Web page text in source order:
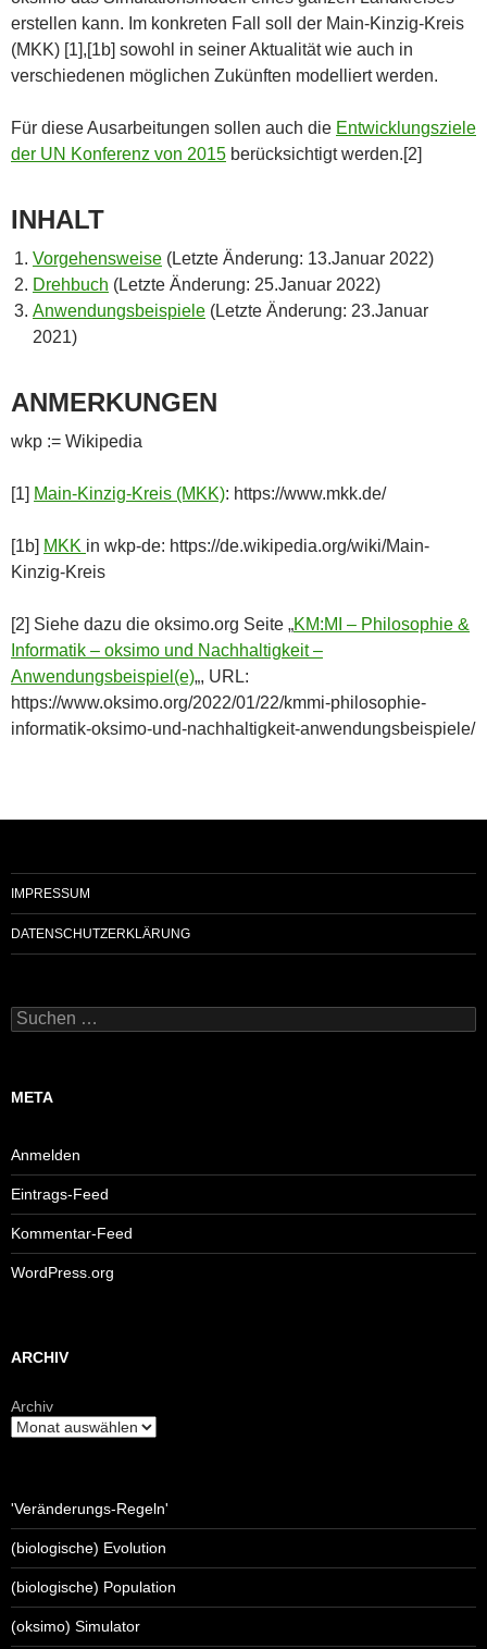
erstellen kann. Im konkreten Fall soll der Main-Kinzig-Kreis
(MKK) [1],[1b] sowohl in seiner Aktualität wie auch in
verschiedenen möglichen Zukünften modelliert werden.
Für diese Ausarbeitungen sollen auch die Entwicklungsziele
der UN Konferenz von 2015 berücksichtigt werden.[2]
INHALT
Vorgehensweise (Letzte Änderung: 13.Januar 2022)
Drehbuch (Letzte Änderung: 25.Januar 2022)
Anwendungsbeispiele (Letzte Änderung: 23.Januar
2021)
ANMERKUNGEN
wkp := Wikipedia
[1] Main-Kinzig-Kreis (MKK): https://www.mkk.de/
[1b] MKK in wkp-de: https://de.wikipedia.org/wiki/Main-
Kinzig-Kreis
[2] Siehe dazu die oksimo.org Seite „KM:MI – Philosophie &
Informatik – oksimo und Nachhaltigkeit –
Anwendungsbeispiel(e)„, URL:
https://www.oksimo.org/2022/01/22/kmmi-philosophie-
informatik-oksimo-und-nachhaltigkeit-anwendungsbeispiele/
IMPRESSUM
DATENSCHUTZERKLÄRUNG
Suchen
nach:
META
Anmelden
Eintrags-Feed
Kommentar-Feed
WordPress.org
ARCHIV
Archiv
'Veränderungs-Regeln'
(biologische) Evolution
(biologische) Population
(oksimo) Simulator